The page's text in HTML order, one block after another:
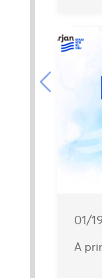
01/
A